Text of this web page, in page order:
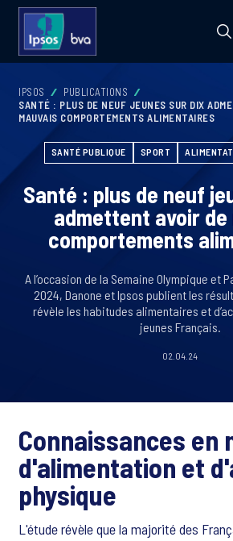
IPSOS
PUBLICATIONS
SANTÉ : PLUS DE NEUF JEUNES SUR DIX
MAUVAIS COMPORTEMENTS ALIMENTAIRES
SANTÉ PUBLIQUE SPORT
Santé : plus de neuf
admettent avoir de
comportements
A l’occasion de la Semaine Olympique et
2024, Danone et Ipsos publient les
révèle les habitudes alimentaires et
jeunes Français.
02.04.24
Connaissances en
d'alimentation et
physique
L'étude révèle que la majorité des